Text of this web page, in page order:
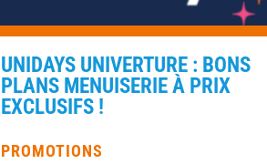
UNIDAYS UNIVERTURE : BONS
PLANS MENUISERIE À PRIX
EXCLUSIFS !
PROMOTIONS